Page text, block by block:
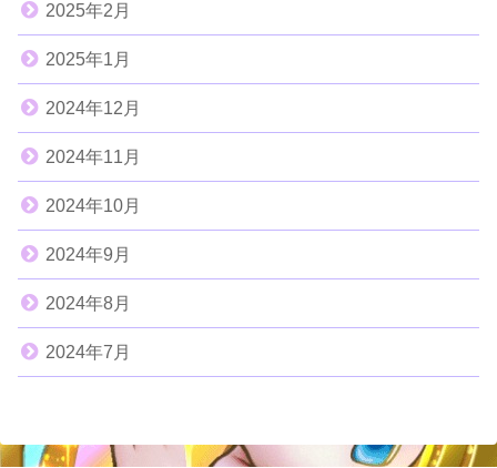
2025年2月
2025年1月
2024年12月
2024年11月
2024年10月
2024年9月
2024年8月
2024年7月